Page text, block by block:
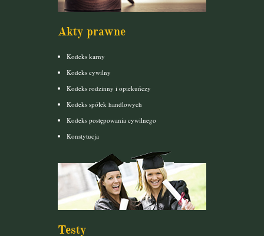
Akty prawne
Kodeks karny
Kodeks cywilny
Kodeks rodzinny i opiekuńczy
Kodeks spółek handlowych
Kodeks postępowania cywilnego
Konstytucja
Testy